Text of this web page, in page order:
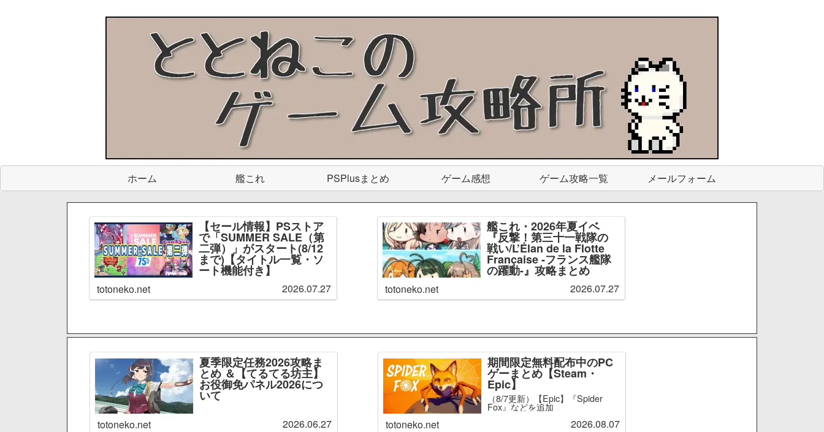
ホーム 艦これ PSPlusまとめ ゲーム感想 ゲーム攻略一覧 メールフォーム
【セール情報】PSストア
で「SUMMER SALE（第
二弾）」がスタート(8/12
まで)【タイトル一覧・ソ
ート機能付き】
totoneko.net 2026.07.27
艦これ・2026年夏イベ
『反撃！第三十一戦隊の
戦い/L’Élan de la Flotte
Française -フランス艦隊
の躍動-』攻略まとめ
totoneko.net 2026.07.27
夏季限定任務2026攻略ま
とめ ＆【てるてる坊主】
お役御免パネル2026につ
いて
totoneko.net 2026.06.27
期間限定無料配布中のPC
ゲーまとめ【Steam・
Epic】
（8/7更新）【Epic】『Spider
Fox』などを追加
totoneko.net 2026.08.07